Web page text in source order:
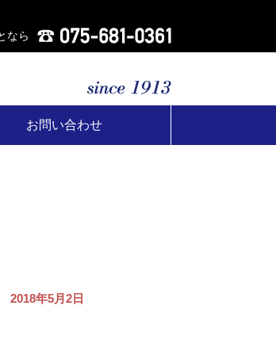
なら
お問い合わせ
2018年5月2日